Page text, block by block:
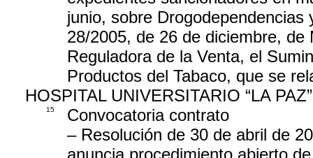
junio, sobre
28/2005, de 26 de diciembre,
Reguladora de la Venta, el
Productos del Tabaco, que se
HOSPITAL UNIVERSITARIO “LA PAZ”
15
Convocatoria contrato
– Resolución de 30 de abril de